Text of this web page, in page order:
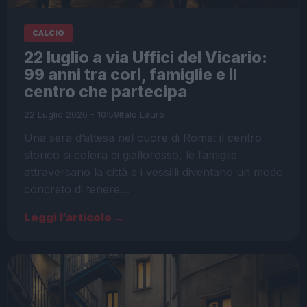
CALCIO
22 luglio a via Uffici del Vicario:
99 anni tra cori, famiglie e il
centro che partecipa
22 Luglio 2026 - 10:59Italo Lauro
Una sera d’attesa nel cuore di Roma: il centro
storico si colora di giallorosso, le famiglie
attraversano la città e i vessilli diventano un modo
concreto di tenere…
Leggi l’articolo →